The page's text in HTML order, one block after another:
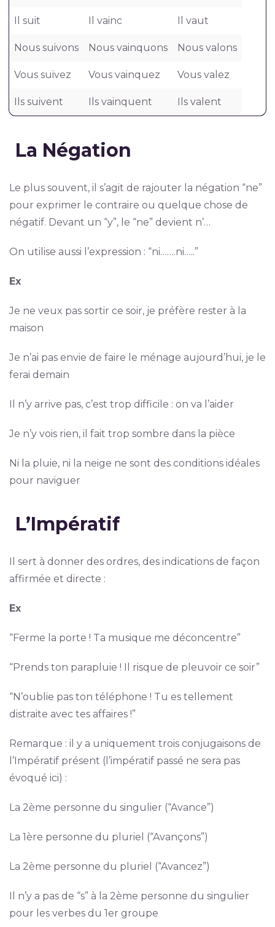
Il suit Il vainc Il vaut
Nous suivons Nous vainquons Nous valons
Vous suivez Vous vainquez Vous valez
Ils suivent Ils vainquent Ils valent
La Négation
Le plus souvent, il s’agit de rajouter la négation “ne”
pour exprimer le contraire ou quelque chose de
négatif. Devant un “y”, le “ne” devient n’…
On utilise aussi l’expression : “ni…….ni…..”
Ex
Je ne veux pas sortir ce soir, je préfère rester à la
maison
Je n’ai pas envie de faire le ménage aujourd’hui, je le
ferai demain
Il n’y arrive pas, c’est trop difficile : on va l’aider
Je n’y vois rien, il fait trop sombre dans la pièce
Ni la pluie, ni la neige ne sont des conditions idéales
pour naviguer
L’Impératif
Il sert à donner des ordres, des indications de façon
affirmée et directe :
Ex
“Ferme la porte ! Ta musique me déconcentre”
“Prends ton parapluie ! Il risque de pleuvoir ce soir”
“N’oublie pas ton téléphone ! Tu es tellement
distraite avec tes affaires !”
Remarque : il y a uniquement trois conjugaisons de
l’Impératif présent (l’impératif passé ne sera pas
évoqué ici) :
La 2ème personne du singulier (“Avance”)
La 1ère personne du pluriel (“Avançons”)
La 2ème personne du pluriel (“Avancez”)
Il n’y a pas de “s” à la 2ème personne du singulier
pour les verbes du 1er groupe